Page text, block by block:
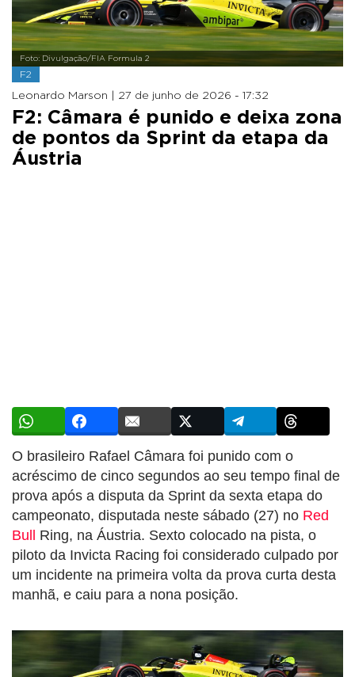
Foto: Divulgação/FIA Formula 2
F2
Leonardo Marson | 27 de junho de 2026 - 17:32
F2: Câmara é punido e deixa zona
de pontos da Sprint da etapa da
Áustria
O brasileiro Rafael Câmara foi punido com o
acréscimo de cinco segundos ao seu tempo final de
prova após a disputa da Sprint da sexta etapa do
campeonato, disputada neste sábado (27) no Red
Bull Ring, na Áustria. Sexto colocado na pista, o
piloto da Invicta Racing foi considerado culpado por
um incidente na primeira volta da prova curta desta
manhã, e caiu para a nona posição.